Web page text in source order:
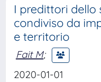
I predittori dello
condiviso da
e territorio
Fait M;
2020-01-01